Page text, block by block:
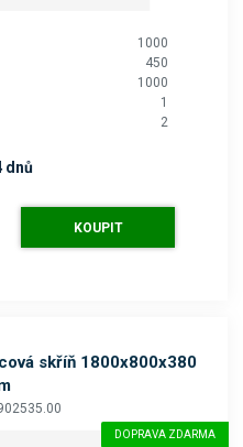
1000
450
1000
1
2
dnů
KOUPIT
skříň 1800x800x380
DOPRAVA ZDARMA